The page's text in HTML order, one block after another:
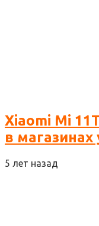
Xiaomi Mi
в магазинах
5 лет назад